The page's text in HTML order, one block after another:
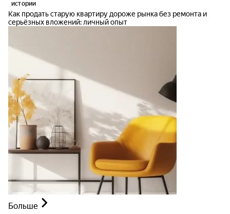
истории
Как продать старую квартиру дороже рынка без ремонта и
серьёзных вложений: личный опыт
Больше